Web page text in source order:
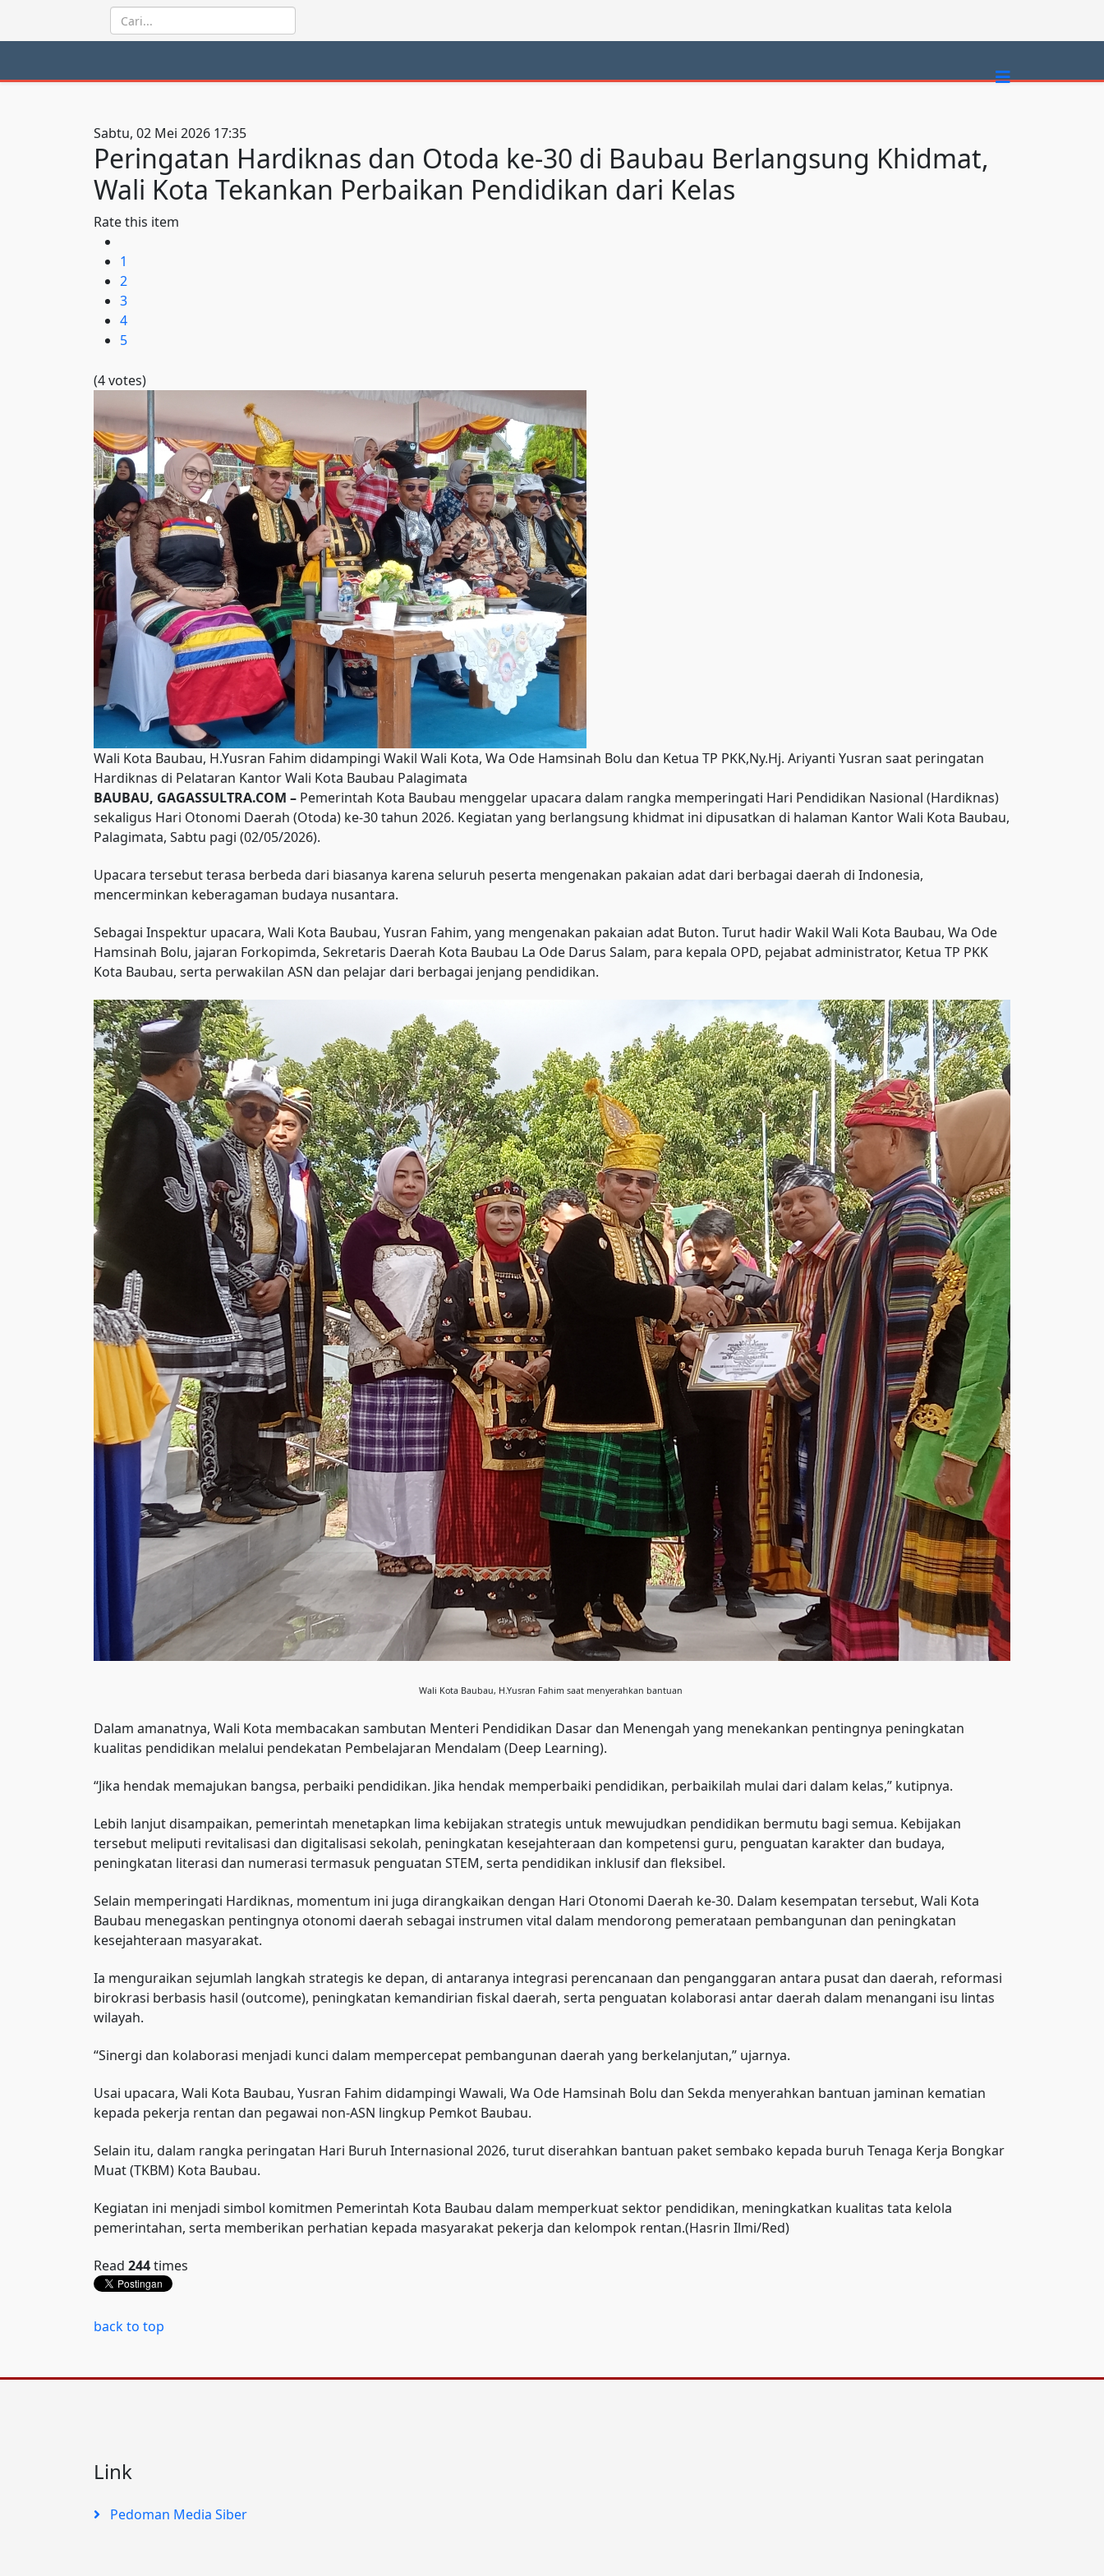
Sabtu, 02 Mei 2026 17:35
Peringatan Hardiknas dan Otoda ke-30 di Baubau Berlangsung Khidmat,
Wali Kota Tekankan Perbaikan Pendidikan dari Kelas
Rate this item
1
2
3
4
5
(4 votes)
Wali Kota Baubau, H.Yusran Fahim didampingi Wakil Wali Kota, Wa Ode Hamsinah Bolu dan Ketua TP PKK,Ny.Hj. Ariyanti Yusran saat peringatan
Hardiknas di Pelataran Kantor Wali Kota Baubau Palagimata
BAUBAU, GAGASSULTRA.COM – Pemerintah Kota Baubau menggelar upacara dalam rangka memperingati Hari Pendidikan Nasional (Hardiknas)
sekaligus Hari Otonomi Daerah (Otoda) ke-30 tahun 2026. Kegiatan yang berlangsung khidmat ini dipusatkan di halaman Kantor Wali Kota Baubau,
Palagimata, Sabtu pagi (02/05/2026).
Upacara tersebut terasa berbeda dari biasanya karena seluruh peserta mengenakan pakaian adat dari berbagai daerah di Indonesia,
mencerminkan keberagaman budaya nusantara.
Sebagai Inspektur upacara, Wali Kota Baubau, Yusran Fahim, yang mengenakan pakaian adat Buton. Turut hadir Wakil Wali Kota Baubau, Wa Ode
Hamsinah Bolu, jajaran Forkopimda, Sekretaris Daerah Kota Baubau La Ode Darus Salam, para kepala OPD, pejabat administrator, Ketua TP PKK
Kota Baubau, serta perwakilan ASN dan pelajar dari berbagai jenjang pendidikan.
Wali Kota Baubau, H.Yusran Fahim saat menyerahkan bantuan
Dalam amanatnya, Wali Kota membacakan sambutan Menteri Pendidikan Dasar dan Menengah yang menekankan pentingnya peningkatan
kualitas pendidikan melalui pendekatan Pembelajaran Mendalam (Deep Learning).
“Jika hendak memajukan bangsa, perbaiki pendidikan. Jika hendak memperbaiki pendidikan, perbaikilah mulai dari dalam kelas,” kutipnya.
Lebih lanjut disampaikan, pemerintah menetapkan lima kebijakan strategis untuk mewujudkan pendidikan bermutu bagi semua. Kebijakan
tersebut meliputi revitalisasi dan digitalisasi sekolah, peningkatan kesejahteraan dan kompetensi guru, penguatan karakter dan budaya,
peningkatan literasi dan numerasi termasuk penguatan STEM, serta pendidikan inklusif dan fleksibel.
Selain memperingati Hardiknas, momentum ini juga dirangkaikan dengan Hari Otonomi Daerah ke-30. Dalam kesempatan tersebut, Wali Kota
Baubau menegaskan pentingnya otonomi daerah sebagai instrumen vital dalam mendorong pemerataan pembangunan dan peningkatan
kesejahteraan masyarakat.
Ia menguraikan sejumlah langkah strategis ke depan, di antaranya integrasi perencanaan dan penganggaran antara pusat dan daerah, reformasi
birokrasi berbasis hasil (outcome), peningkatan kemandirian fiskal daerah, serta penguatan kolaborasi antar daerah dalam menangani isu lintas
wilayah.
“Sinergi dan kolaborasi menjadi kunci dalam mempercepat pembangunan daerah yang berkelanjutan,” ujarnya.
Usai upacara, Wali Kota Baubau, Yusran Fahim didampingi Wawali, Wa Ode Hamsinah Bolu dan Sekda menyerahkan bantuan jaminan kematian
kepada pekerja rentan dan pegawai non-ASN lingkup Pemkot Baubau.
Selain itu, dalam rangka peringatan Hari Buruh Internasional 2026, turut diserahkan bantuan paket sembako kepada buruh Tenaga Kerja Bongkar
Muat (TKBM) Kota Baubau.
Kegiatan ini menjadi simbol komitmen Pemerintah Kota Baubau dalam memperkuat sektor pendidikan, meningkatkan kualitas tata kelola
pemerintahan, serta memberikan perhatian kepada masyarakat pekerja dan kelompok rentan.(Hasrin Ilmi/Red)
Read 244times
back to top
Link
Pedoman Media Siber